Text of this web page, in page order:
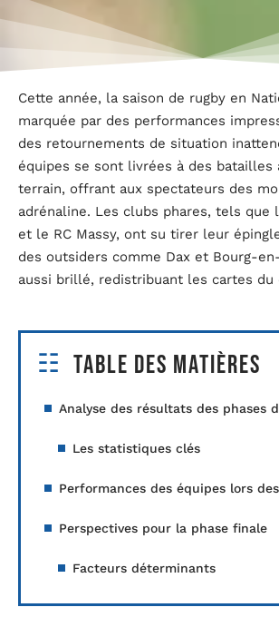
Cette année, la saison de rugby en
marquée par des performances
des retournements de situation
équipes se sont livrées à des batailles
terrain, offrant aux spectateurs des
adrénaline. Les clubs phares, tels que
et le RC Massy, ont su tirer leur
des outsiders comme Dax et Bourg-
aussi brillé, redistribuant les cartes du
Table des matières
Analyse des résultats des phases
Les statistiques clés
Performances des équipes lors
Perspectives pour la phase finale
Facteurs déterminants